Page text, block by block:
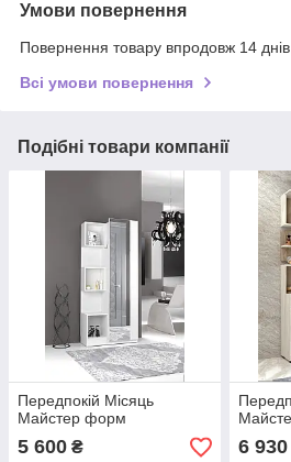
Умови повернення
Повернення товару впродовж 14
Всі умови повернення
Подібні товари компанії
Передпокій Місяць
Майстер форм
5 600 ₴ 6 930